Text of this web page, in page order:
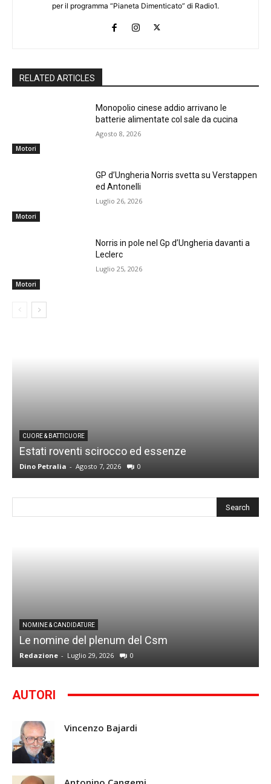
per il programma “Pianeta Dimenticato” di Radio1.
RELATED ARTICLES
Motori
Monopolio cinese addio arrivano le
batterie alimentate col sale da cucina
Agosto 8, 2026
Motori
GP d’Ungheria Norris svetta su Verstappen
ed Antonelli
Luglio 26, 2026
Motori
Norris in pole nel Gp d’Ungheria davanti a
Leclerc
Luglio 25, 2026
CUORE & BATTICUORE
Estati roventi scirocco ed essenze
Dino Petralia - Agosto 7, 2026 0
NOMINE & CANDIDATURE
Le nomine del plenum del Csm
Redazione - Luglio 29, 2026 0
AUTORI
Vincenzo Bajardi